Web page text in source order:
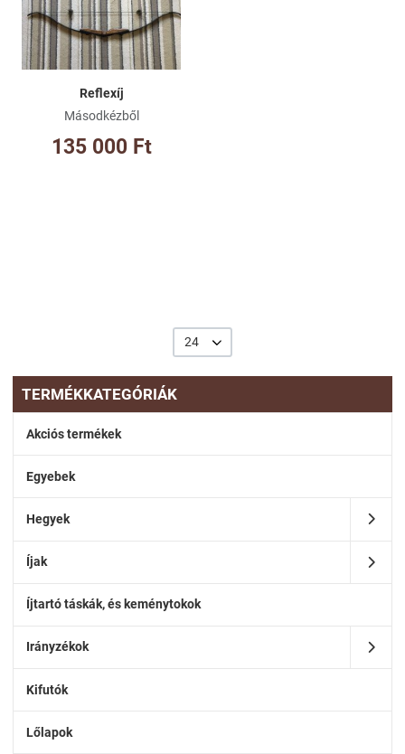
TERMÉKKATEGÓRIÁK
Akciós termékek
Egyebek
Hegyek
Íjak
Íjtartó táskák, és keménytokok
Irányzékok
Kifutók
Lőlapok
Reflexíj
Másodkézből
135 000 Ft
24